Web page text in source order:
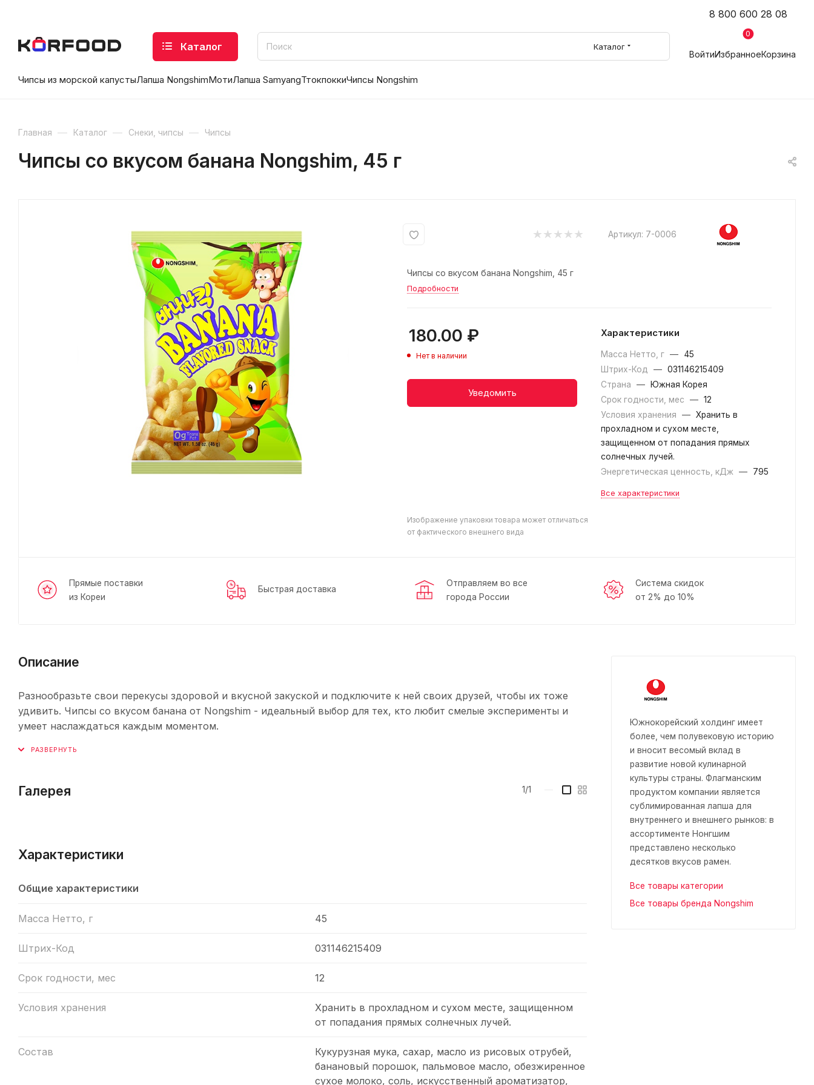
8 800 600 28 08
Каталог Каталог
ВойтиИзбранное
0
Корзина
Чипсы из морской капустыЛапша NongshimМотиЛапша SamyangТтокпоккиЧипсы Nongshim
Главная — Каталог — Снеки, чипсы — Чипсы
Чипсы со вкусом банана Nongshim, 45 г
Артикул: 7-0006
Чипсы со вкусом банана Nongshim, 45 г
Подробности
180.00 ₽
Нет в наличии
Уведомить
Характеристики
Масса Нетто, г —
45
Штрих-Код
— 031146215409
Страна
—
Южная Корея
Срок годности, мес
— 12
Условия хранения
— Хранить в
прохладном и сухом месте,
защищенном от попадания прямых
солнечных лучей.
Энергетическая ценность, кДж
— 795
Все характеристики
Изображение упаковки товара может отличаться
от фактического внешнего вида
Прямые поставки
из Кореи
Быстрая доставка
Отправляем во все
города России
Система скидок
от 2% до 10%
Описание
Разнообразьте свои перекусы здоровой и вкусной закуской и подключите к ней своих друзей, чтобы их тоже
удивить. Чипсы со вкусом банана от Nongshim - идеальный выбор для тех, кто любит смелые эксперименты и
умеет наслаждаться каждым моментом.
Галерея 1/1
Характеристики
Общие характеристики
Масса Нетто, г 45
Штрих-Код 031146215409
Срок годности, мес 12
Условия хранения
Хранить в прохладном и сухом месте, защищенном
от попадания прямых солнечных лучей.
Состав
Кукурузная мука, сахар, масло из рисовых отрубей,
банановый порошок, пальмовое масло, обезжиренное
сухое молоко, соль, искусственный ароматизатор,
Южнокорейский холдинг имеет
более, чем полувековую историю
и вносит весомый вклад в
развитие новой кулинарной
культуры страны. Флагманским
продуктом компании является
сублимированная лапша для
внутреннего и внешнего рынков: в
ассортименте Нонгшим
представлено несколько
десятков вкусов рамен.
Все товары категории
Все товары бренда Nongshim